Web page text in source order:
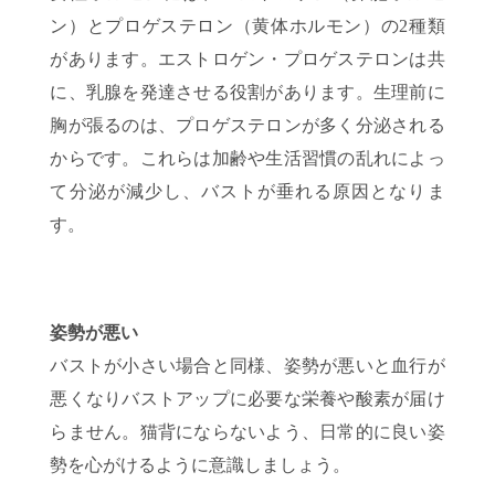
ン）とプロゲステロン（黄体ホルモン）の2種類
があります。エストロゲン・プロゲステロンは共
に、乳腺を発達させる役割があります。生理前に
胸が張るのは、プロゲステロンが多く分泌される
からです。これらは加齢や生活習慣の乱れによっ
て分泌が減少し、バストが垂れる原因となりま
す。
姿勢が悪い
バストが小さい場合と同様、姿勢が悪いと血行が
悪くなりバストアップに必要な栄養や酸素が届け
らません。猫背にならないよう、日常的に良い姿
勢を心がけるように意識しましょう。